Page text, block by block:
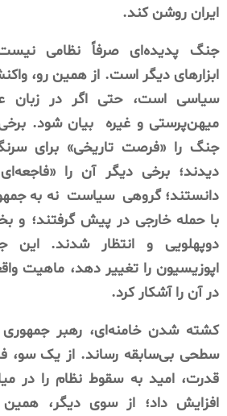
ایران روشن کند.
جنگ پدیده‌ای صرفاً نظامی
ابزارهای دیگر است. از همین رو،
سیاسی است، حتی اگر در زبان
میهن‌پرستی و غیره
بیان شود.
جنگ را «فرصت تاریخی» برای
دیدند؛ برخی دیگر آن را
دانستند؛ گروهی سیاست نه به
با حمله خارجی در پیش گرفتند؛ و
دوپهلویی و انتظار شدند.
اپوزیسیون را تغییر دهد، ماهیت
در آن را آشکار کرد.
کشته شدن خامنه‌ای، رهبر جمهوری
سطحی بی‌سابقه رساند. از یک سو،
قدرت، امید به سقوط نظام را در
افزایش داد؛ از سوی دیگر، همین